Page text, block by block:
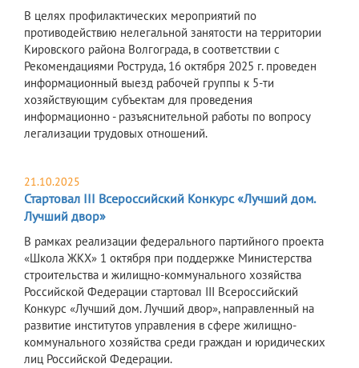
В целях профилактических мероприятий по
противодействию нелегальной занятости на территории
Кировского района Волгограда, в соответствии с
Рекомендациями Роструда, 16 октября 2025 г. проведен
информационный выезд рабочей группы к 5-ти
хозяйствующим субъектам для проведения
информационно - разъяснительной работы по вопросу
легализации трудовых отношений.
21.10.2025
Стартовал III Всероссийский Конкурс «Лучший дом.
Лучший двор»
В рамках реализации федерального партийного проекта
«Школа ЖКХ» 1 октября при поддержке Министерства
строительства и жилищно-коммунального хозяйства
Российской Федерации стартовал III Всероссийский
Конкурс «Лучший дом. Лучший двор», направленный на
развитие институтов управления в сфере жилищно-
коммунального хозяйства среди граждан и юридических
лиц Российской Федерации.